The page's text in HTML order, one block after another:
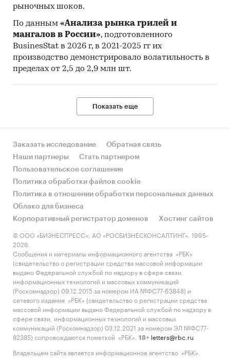
рыночных шоков.
По данным «Анализа рынка грилей и
мангалов в России», подготовленного
BusinesStat в 2026 г, в 2021-2025 гг их
производство демонстрировало волатильность в
пределах от 2,5 до 2,9 млн шт.
Показать еще
Заказать исследование
Обратная связь
Наши партнеры
Стать партнером
Пользовательское соглашение
Политика обработки файлов cookie
Политика в отношении обработки персональных данных
Облако для бизнеса
Корпоративный регистратор доменов
Хостинг сайтов
© ООО «БИЗНЕСПРЕСС», АО «РОСБИЗНЕСКОНСАЛТИНГ», 1995-
2026.
Сообщения и материалы информационного агентства «РБК»
(свидетельство о регистрации средства массовой информации
выдано Федеральной службой по надзору в сфере связи,
информационных технологий и массовых коммуникаций
(Роскомнадзор) 09.12.2015 за номером ИА №ФС77-63848) и
сетевого издания «РБК» (свидетельство о регистрации средства
массовой информации выдано Федеральной службой по надзору в
сфере связи, информационных технологий и массовых
коммуникаций (Роскомнадзор) 03.12.2021 за номером ЭЛ №ФС77-
82385) сопровождаются пометкой «РБК».
18+ letters@rbc.ru
Владельцем сайта является информационное агентство «РБК».